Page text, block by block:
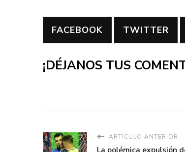
FACEBOOK TWITTER
¡DÉJANOS TUS
ARTÍCULO ANTERIOR